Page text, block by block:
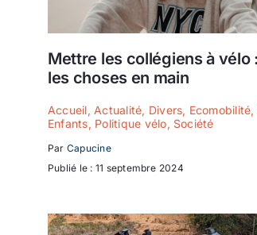
Mettre les collégiens à vélo
les choses en main
Accueil, Actualité, Divers, Ecomobilité,
Enfants, Politique vélo, Société
Par Capucine
Publié le : 11 septembre 2024